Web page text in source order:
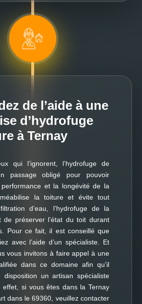
de l’aide à une
d’hydrofuge
à Ternay
qui l’ignorent, l’hydrofuge de
passage obligé pour pouvoir
et la longévité de la
la toiture et évite tout
d’eau, l’hydrofuge de la
de préserver l’état du toit durant
Pour ce fait, il est conseillé que
avec l’aide d’un spécialiste. Et
vous invitons à faire appel à une
dans ce domaine afin qu’il
disposition un artisan spécialiste
effet, si vous êtes dans la Ternay
dans le 69360, veuillez contacter